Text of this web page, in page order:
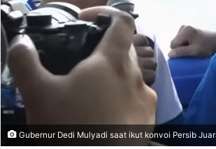
Gubernur Dedi Mulyadi saat ikut konvoi Persib